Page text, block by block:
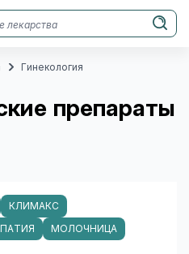
Гинекология
препараты
КЛИМАКС
МОЛОЧНИЦА